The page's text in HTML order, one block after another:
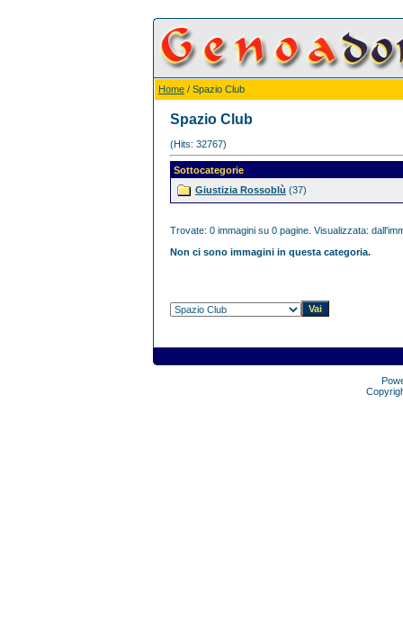
Home / Spazio Club
Spazio Club
(Hits: 32767)
Sottocategorie
Giustizia Rossoblù (37)
Trovate: 0 immagini su 0 pagine. Visualizzata:
Non ci sono immagini in questa categoria.